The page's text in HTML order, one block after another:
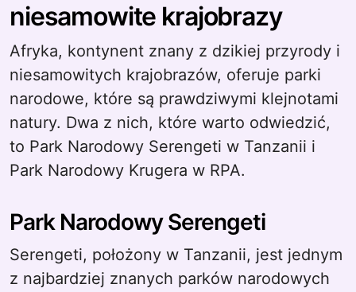
niesamowite krajobrazy
Afryka, kontynent znany z dzikiej przyrody i
niesamowitych krajobrazów, oferuje parki
narodowe, które są prawdziwymi klejnotami
natury. Dwa z nich, które warto odwiedzić,
to Park Narodowy Serengeti w Tanzanii i
Park Narodowy Krugera w RPA.
Park Narodowy Serengeti
Serengeti, położony w Tanzanii, jest jednym
z najbardziej znanych parków narodowych